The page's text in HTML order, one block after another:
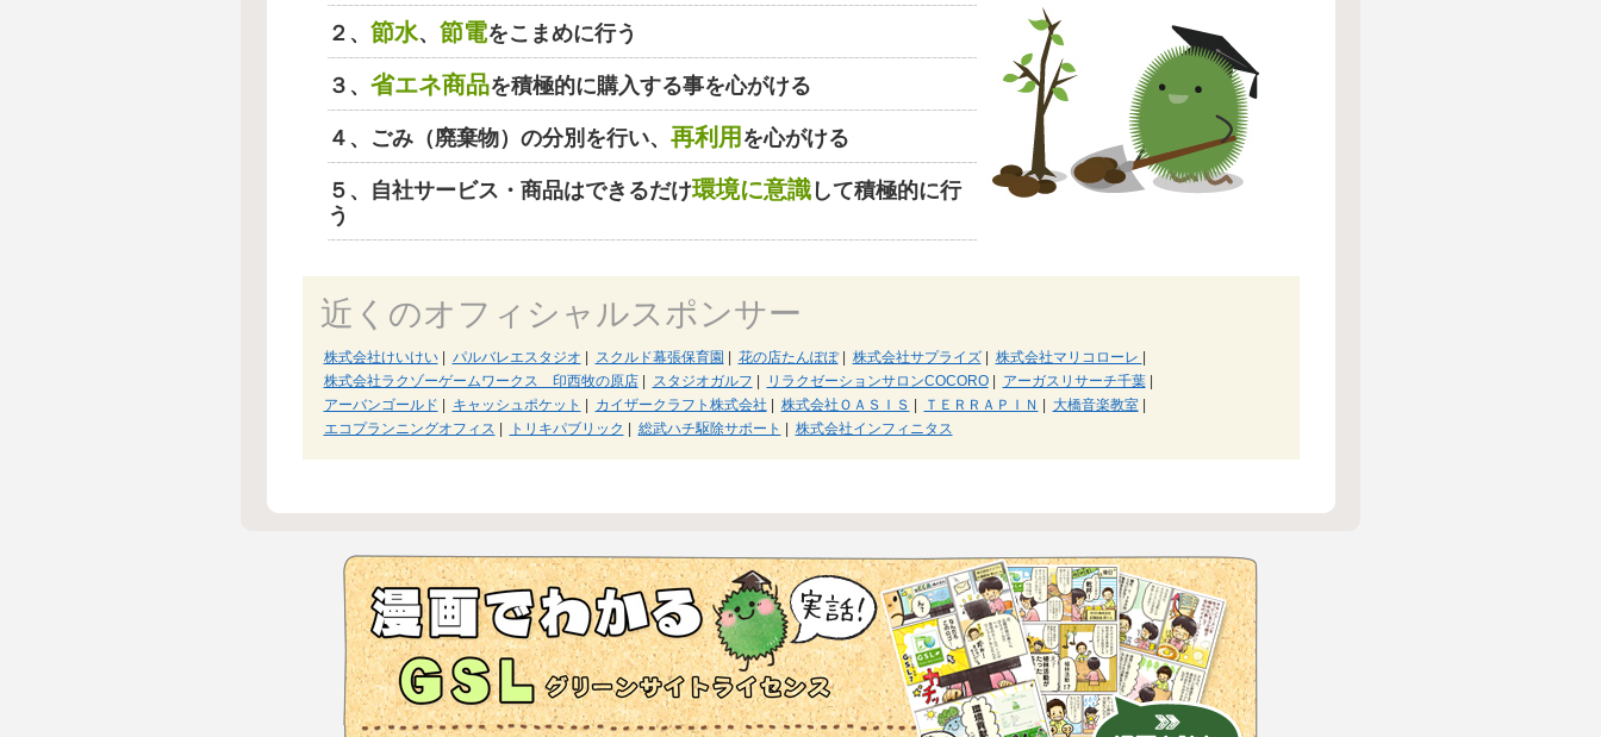
２、 節水、 節電をこまめに行う
３、 省エネ商品を積極的に購入する事を心がける
４、ごみ（廃棄物）の分別を行い、 再利用 を心がける
５、自社サービス・商品はできるだけ環境に意識して積極的に行
う
近くのオフィシャルスポンサー
株式会社けいけい| パルバレエスタジオ スクルド幕張保育園 花の店たんぽぽ| 株式会社サプライズ| 株式会社マリコローレ
株式会社ラクゾーゲームワークス 印西牧の原店| スタジオガルフ リラクゼーションサロンCOCORO| アーガスリサーチ千葉|
アーバンゴールド
キャッシュポケット カイザークラフト株式会社 株式会社ＯＡＳＩＳ ＴＥＲＲＡＰＩＮ 大橋音楽教室|
エコプランニングオフィス
トリキパブリック 総武ハチ駆除サポート 株式会社インフィニタス